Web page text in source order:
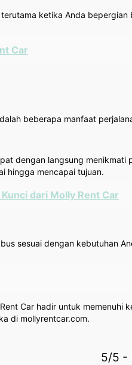
ketika Anda
Car
beberapa manfaat
dengan langsung
hingga mencapai tujuan.
dari Molly Rent Car
sesuai dengan kebutuhan
Car hadir untuk memenuhi
di mollyrentcar.com.
5/5 -